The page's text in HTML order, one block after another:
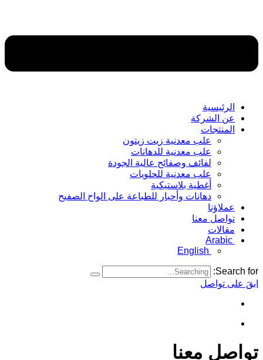
الرئيسية
عن الشركة
المنتجات
علب معدنية زيت زيتون
علب معدنية للدهانات
لفائف وصفائح عالية الجودة
علب معدنية للحلويات
أغطية بلاستيكية
دهانات وأحبار للطباعة على الواح الصفيح
عملاؤنا
تواصل معنا
مقالات
Arabic
English
Search for:
ابقَ على تواصل
تواصل معنا